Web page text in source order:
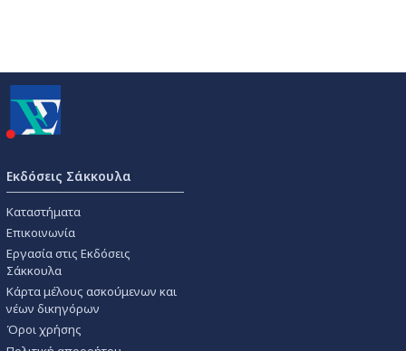
Εκδόσεις Σάκκουλα
Καταστήματα
Επικοινωνία
Εργασία στις Εκδόσεις
Σάκκουλα
Κάρτα μέλους ασκούμενων και
νέων δικηγόρων
Όροι χρήσης